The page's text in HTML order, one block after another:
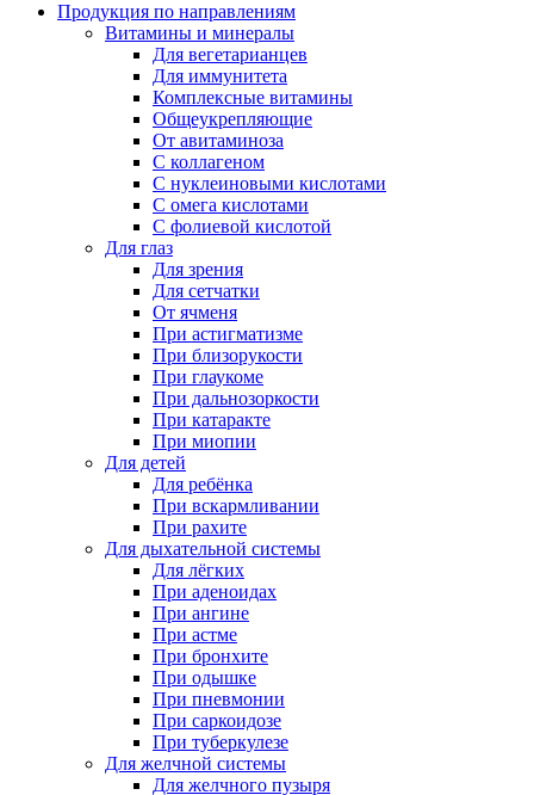
Продукция по направлениям
Витамины и минералы
Для вегетарианцев
Для иммунитета
Комплексные витамины
Общеукрепляющие
От авитаминоза
С коллагеном
С нуклеиновыми кислотами
С омега кислотами
С фолиевой кислотой
Для глаз
Для зрения
Для сетчатки
От ячменя
При астигматизме
При близорукости
При глаукоме
При дальнозоркости
При катаракте
При миопии
Для детей
Для ребёнка
При вскармливании
При рахите
Для дыхательной системы
Для лёгких
При аденоидах
При ангине
При астме
При бронхите
При одышке
При пневмонии
При саркоидозе
При туберкулезе
Для желчной системы
Для желчного пузыря